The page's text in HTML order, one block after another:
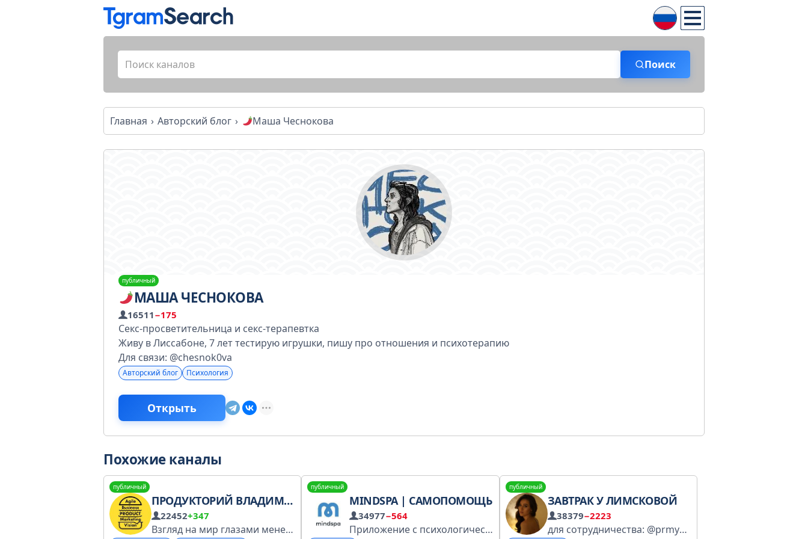
Поиск
Главная Авторский блог Маша Чеснокова
публичный
МАША ЧЕСНОКОВА
16511−175
Секс-просветительница и секс-терапевтка
Живу в Лиссабоне, 7 лет тестирую игрушки, пишу про отношения и психотерапию
Для связи: @chesnok0va
Авторский блог Психология
Открыть
Похожие каналы
публичный
ПРОДУКТОРИЙ ВЛАДИМИРА МЕРКУШЕВА
22452+347
Взгляд на мир глазами менеджера продукта. Работаю в управлении продуктами уже более 10 лет (Kolesa Group, Avito, Yandex, OLX). Пишу о собственном опыте, делюсь полезными ссылками, менторю продактов. Живу в Португалии. @mervlad
публичный
MINDSPA | САМОПОМОЩЬ
34977−564
Приложение с психологическими курсами для любви, счастья, здоровья, денег
публичный
ЗАВТРАК У ЛИМСКОВОЙ
38379−2223
для сотрудничества: @prmyshalovaaa inst: https://www.instagram.com/limskova?igsh=cjFoMXBnand1bWY1